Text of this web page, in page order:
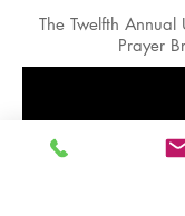
The Twelfth
Prayer